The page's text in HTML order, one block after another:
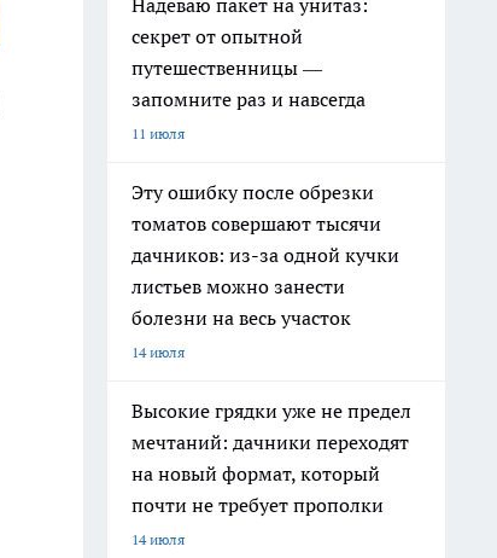
Надеваю пакет на унитаз:
секрет от опытной
путешественницы —
запомните раз и навсегда
11 июля
Эту ошибку после обрезки
томатов совершают тысячи
дачников: из-за одной кучки
листьев можно занести
болезни на весь участок
14 июля
Высокие грядки уже не предел
мечтаний: дачники переходят
на новый формат, который
почти не требует прополки
14 июля